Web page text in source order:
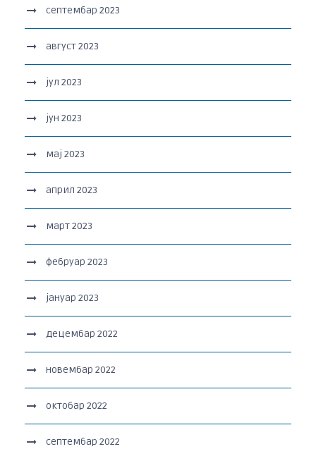
септембар 2023
август 2023
јул 2023
јун 2023
мај 2023
април 2023
март 2023
фебруар 2023
јануар 2023
децембар 2022
новембар 2022
октобар 2022
септембар 2022